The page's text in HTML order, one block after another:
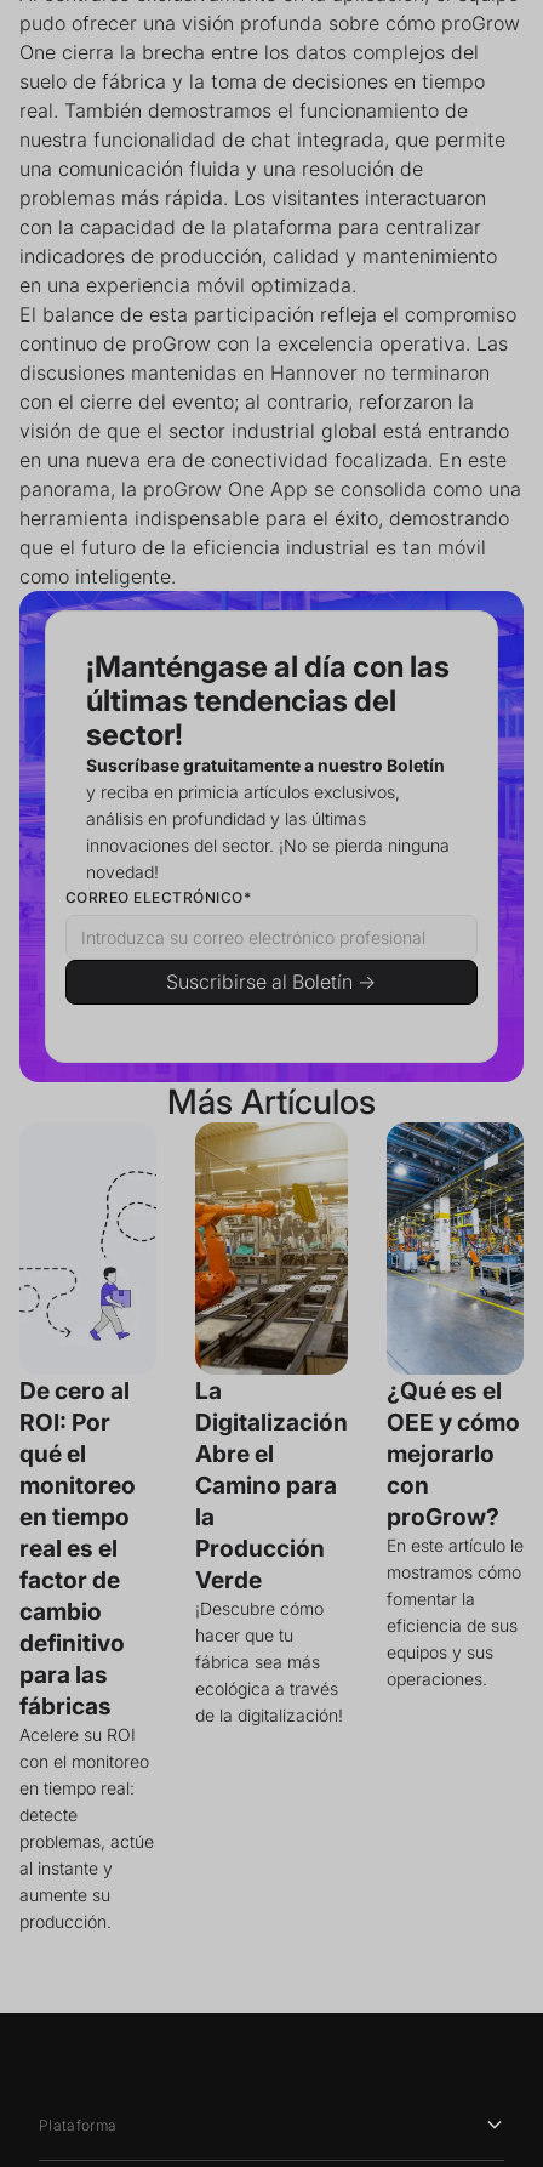
pudo ofrecer una visión profunda sobre cómo proGrow
One cierra la brecha entre los datos complejos del
suelo de fábrica y la toma de decisiones en tiempo
real. También demostramos el funcionamiento de
nuestra funcionalidad de chat integrada, que permite
una comunicación fluida y una resolución de
problemas más rápida. Los visitantes interactuaron
con la capacidad de la plataforma para centralizar
indicadores de producción, calidad y mantenimiento
en una experiencia móvil optimizada.
El balance de esta participación refleja el compromiso
continuo de proGrow con la excelencia operativa. Las
discusiones mantenidas en Hannover no terminaron
con el cierre del evento; al contrario, reforzaron la
visión de que el sector industrial global está entrando
en una nueva era de conectividad focalizada. En este
panorama, la proGrow One App se consolida como una
herramienta indispensable para el éxito, demostrando
que el futuro de la eficiencia industrial es tan móvil
como inteligente.
¡Manténgase al día con las
últimas tendencias del
sector!
Suscríbase gratuitamente a nuestro Boletín
y reciba en primicia artículos exclusivos,
análisis en profundidad y las últimas
innovaciones del sector. ¡No se pierda ninguna
novedad!
CORREO ELECTRÓNICO*
Más Artículos
De cero al
ROI: Por
qué el
monitoreo
en tiempo
real es el
factor de
cambio
definitivo
para las
fábricas
Acelere su ROI
con el monitoreo
en tiempo real:
detecte
problemas, actúe
al instante y
aumente su
producción.
La
Digitalización
Abre el
Camino para
la
Producción
Verde
¡Descubre cómo
hacer que tu
fábrica sea más
ecológica a través
de la digitalización!
¿Qué es el
OEE y cómo
mejorarlo
con
proGrow?
En este artículo le
mostramos cómo
fomentar la
eficiencia de sus
equipos y sus
operaciones.
Plataforma